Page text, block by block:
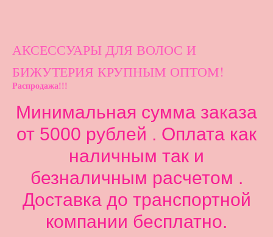
АКСЕССУАРЫ ДЛЯ ВОЛОС И
БИЖУТЕРИЯ КРУПНЫМ ОПТОМ!
Распродажа!!!
Минимальная сумма заказа
от 5000 рублей . Оплата как
наличным так и
безналичным расчетом .
Доставка до транспортной
компании бесплатно.